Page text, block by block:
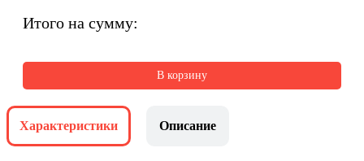
Итого на сумму:
В корзину
Характеристики Описание